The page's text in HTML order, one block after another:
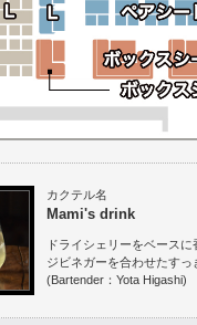
カクテル名
Mami's drink
ドライシェリーをベース
ジビネガーを合わせたす
(Bartender：Yota Higashi)